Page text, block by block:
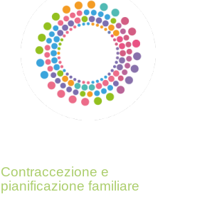
Contraccezione e
pianificazione familiare